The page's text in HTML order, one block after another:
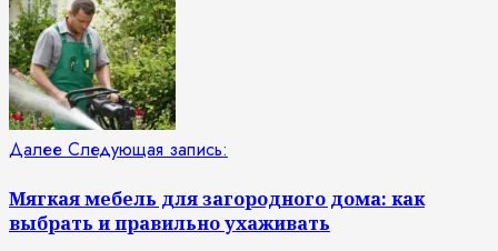
Далее Следующая запись:
Мягкая мебель для загородного дома: как
выбрать и правильно ухаживать